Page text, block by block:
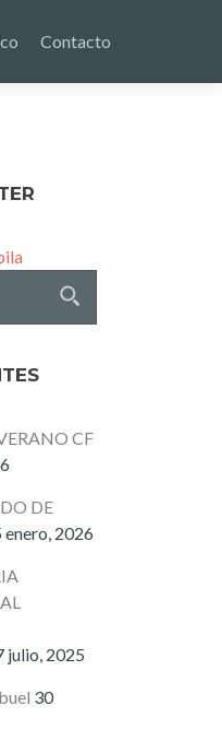
Contacto
CF
DE
enero, 2026
julio, 2025
30